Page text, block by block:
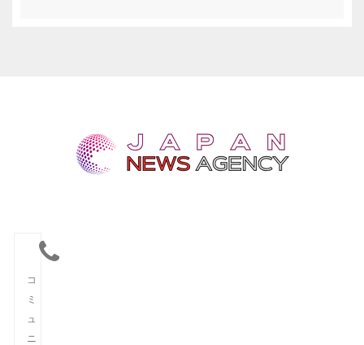
コ
ミ
ュ
ニ